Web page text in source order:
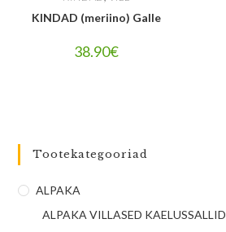
KINDAD (meriino) Galle
38.90€
Tootekategooriad
ALPAKA
ALPAKA VILLASED KAELUSSALLID